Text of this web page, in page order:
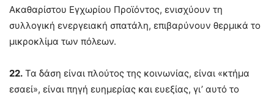
Ακαθαρίστου Εγχωρίου Προϊόντος, ενισχύουν τη
συλλογική ενεργειακή σπατάλη, επιβαρύνουν θερμικά το
μικροκλίμα των πόλεων.
22. Τα δάση είναι πλούτος της κοινωνίας, είναι «κτήμα
εσαεί», είναι πηγή ευημερίας και ευεξίας, γι’ αυτό το